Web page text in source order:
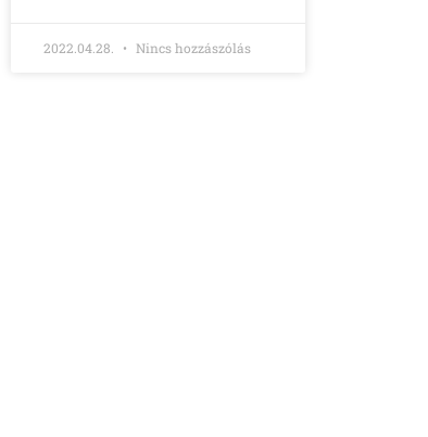
2022.04.28. Nincs hozzászólás